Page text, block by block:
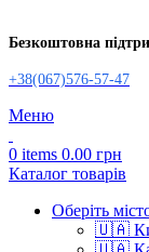
Безкоштовна
+38(067)576-57-47
Меню
0 items 0.00 грн
Каталог товарів
Оберіть
🇺🇦